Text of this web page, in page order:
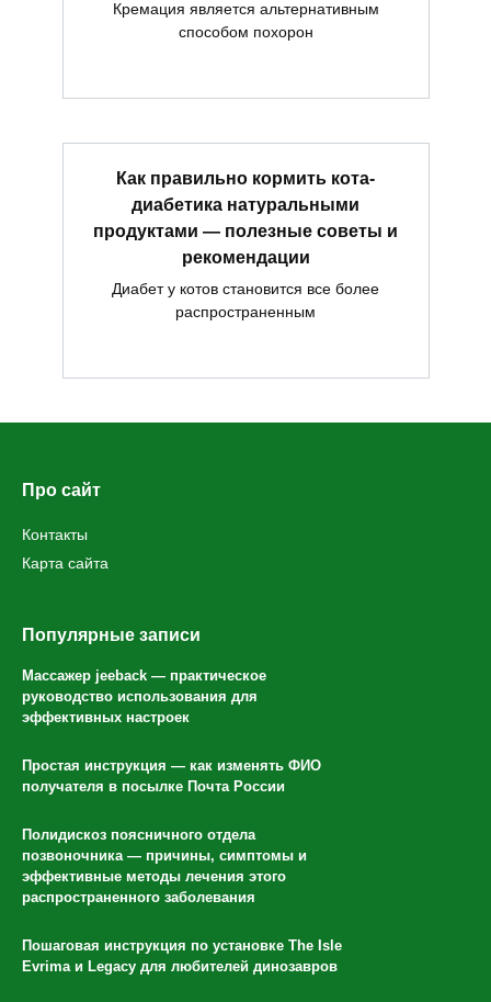
Кремация является альтернативным
способом похорон
Как правильно кормить кота-
диабетика натуральными
продуктами — полезные советы и
рекомендации
Диабет у котов становится все более
распространенным
Про сайт
Контакты
Карта сайта
Популярные записи
Массажер jeeback — практическое
руководство использования для
эффективных настроек
Простая инструкция — как изменять ФИО
получателя в посылке Почта России
Полидискоз поясничного отдела
позвоночника — причины, симптомы и
эффективные методы лечения этого
распространенного заболевания
Пошаговая инструкция по установке The Isle
Evrima и Legacy для любителей динозавров